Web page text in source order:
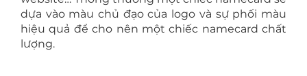
dựa vào màu chủ đạo của logo và sự phối màu
hiệu quả để cho nên một chiếc namecard chất
lượng.